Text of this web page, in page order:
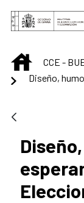
Saltar al
INICIO
CCE -